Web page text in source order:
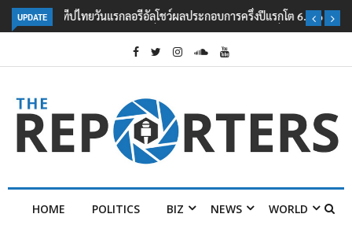
UPDATE
ลอรีอัลโชว์ผลประกอบการครึ่งปีแรกโต 6.5% กวาดรายได้ 2.3 หมื่นล้านยูโร
คว้าไลเซนส์ ‘กุชชี่’ 50 ปี พร้อมส่ง 4 แบรนด์ใหม่บุกตลาดไทย